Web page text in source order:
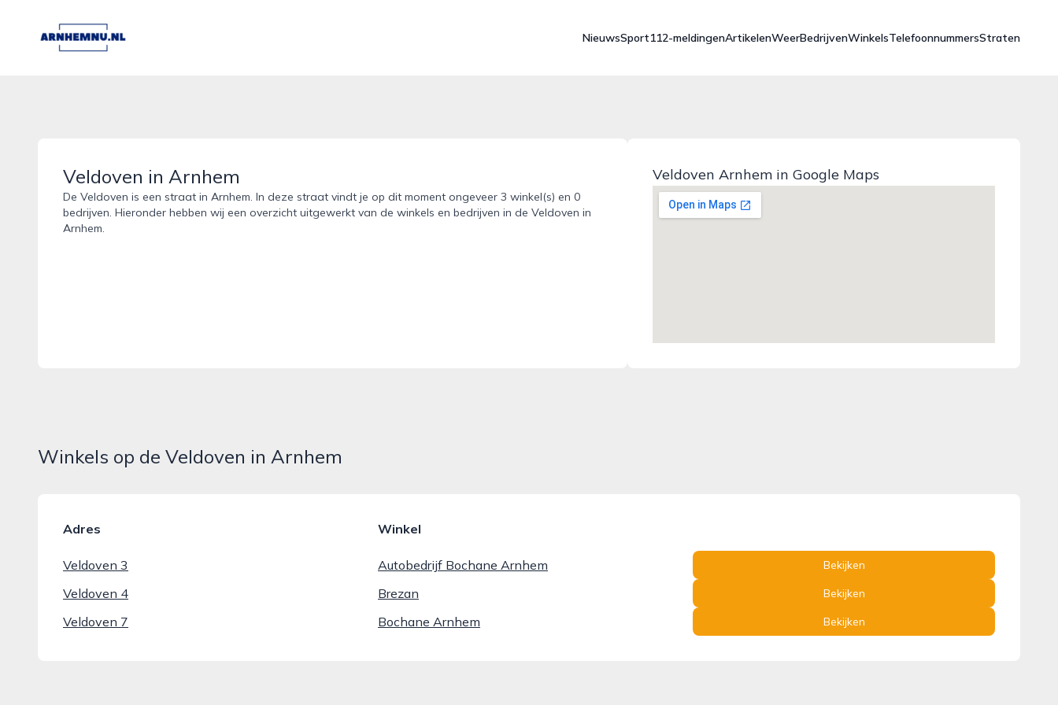
arnhemnu.nl
NieuwsSport112-meldingenArtikelenWeerBedrijvenWinkelsTelefoonnummersStraten
Veldoven in Arnhem
De Veldoven is een straat in Arnhem. In deze straat vindt je op dit moment ongeveer 3 winkel(s) en 0
bedrijven. Hieronder hebben wij een overzicht uitgewerkt van de winkels en bedrijven in de Veldoven in
Arnhem.
Veldoven Arnhem in Google Maps
Winkels op de Veldoven in Arnhem
Adres Winkel
Veldoven 3 Autobedrijf Bochane Arnhem Bekijken
Veldoven 4 Brezan Bekijken
Veldoven 7 Bochane Arnhem Bekijken